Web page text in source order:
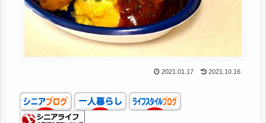
2021.01.17 2021.10.16